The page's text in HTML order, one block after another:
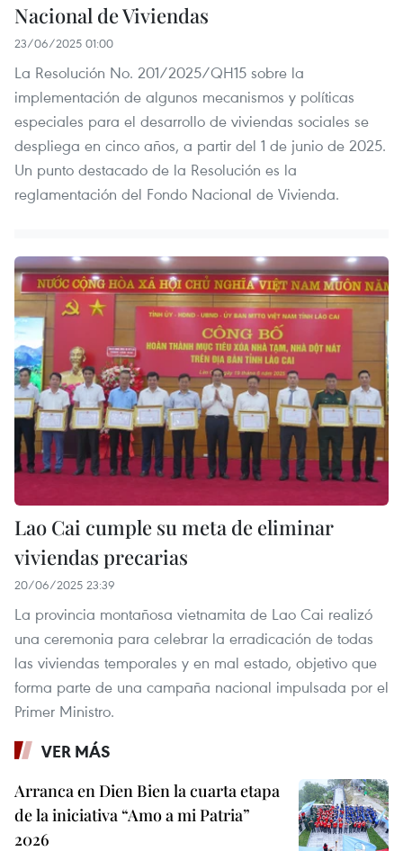
Nacional de Viviendas
23/06/2025 01:00
La Resolución No. 201/2025/QH15 sobre la
implementación de algunos mecanismos y políticas
especiales para el desarrollo de viviendas sociales se
despliega en cinco años, a partir del 1 de junio de 2025.
Un punto destacado de la Resolución es la
reglamentación del Fondo Nacional de Vivienda.
Lao Cai cumple su meta de eliminar
viviendas precarias
20/06/2025 23:39
La provincia montañosa vietnamita de Lao Cai realizó
una ceremonia para celebrar la erradicación de todas
las viviendas temporales y en mal estado, objetivo que
forma parte de una campaña nacional impulsada por el
Primer Ministro.
VER MÁS
Arranca en Dien Bien la cuarta etapa
de la iniciativa “Amo a mi Patria”
2026